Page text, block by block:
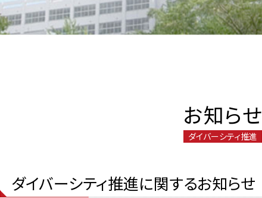
お知らせ
ダイバーシティ推進
ダイバーシティ推進に関するお知らせ